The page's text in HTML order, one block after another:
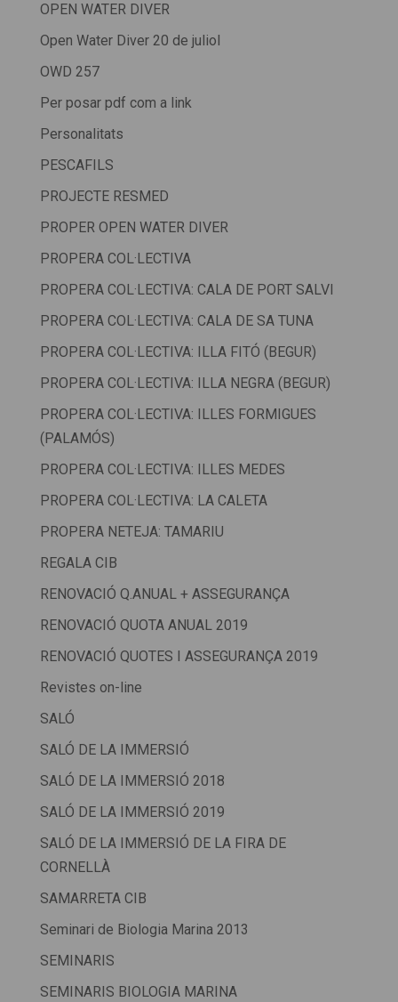
OPEN WATER DIVER
Open Water Diver 20 de juliol
OWD 257
Per posar pdf com a link
Personalitats
PESCAFILS
PROJECTE RESMED
PROPER OPEN WATER DIVER
PROPERA COL·LECTIVA
PROPERA COL·LECTIVA: CALA DE PORT SALVI
PROPERA COL·LECTIVA: CALA DE SA TUNA
PROPERA COL·LECTIVA: ILLA FITÓ (BEGUR)
PROPERA COL·LECTIVA: ILLA NEGRA (BEGUR)
PROPERA COL·LECTIVA: ILLES FORMIGUES
(PALAMÓS)
PROPERA COL·LECTIVA: ILLES MEDES
PROPERA COL·LECTIVA: LA CALETA
PROPERA NETEJA: TAMARIU
REGALA CIB
RENOVACIÓ Q.ANUAL + ASSEGURANÇA
RENOVACIÓ QUOTA ANUAL 2019
RENOVACIÓ QUOTES I ASSEGURANÇA 2019
Revistes on-line
SALÓ
SALÓ DE LA IMMERSIÓ
SALÓ DE LA IMMERSIÓ 2018
SALÓ DE LA IMMERSIÓ 2019
SALÓ DE LA IMMERSIÓ DE LA FIRA DE
CORNELLÀ
SAMARRETA CIB
Seminari de Biologia Marina 2013
SEMINARIS
SEMINARIS BIOLOGIA MARINA